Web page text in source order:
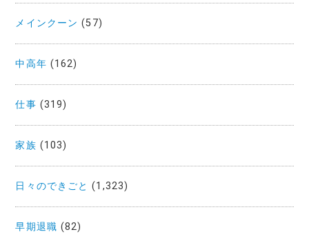
メインクーン (57)
中高年 (162)
仕事 (319)
家族 (103)
日々のできごと (1,323)
早期退職 (82)